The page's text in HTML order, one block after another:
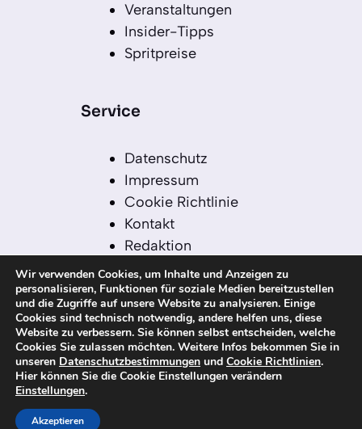
Veranstaltungen
Insider-Tipps
Spritpreise
Service
Datenschutz
Impressum
Cookie Richtlinie
Kontakt
Redaktion
Redaktionelle Leitlinien
Sitemap
Einsatz von KI in der
Redaktion
© 2026 kanaren-nachrichten.com – Alle
Rechte vorbehalten
Wir verwenden Cookies, um Inhalte und Anzeigen zu
personalisieren, Funktionen für soziale Medien bereitzustellen
und die Zugriffe auf unsere Website zu analysieren. Einige
Cookies sind technisch notwendig, andere helfen uns, diese
Website zu verbessern. Sie können selbst entscheiden, welche
Cookies Sie zulassen möchten. Weitere Infos bekommen Sie in
unseren Datenschutzbestimmungen und Cookie Richtlinien.
Hier können Sie die Cookie Einstellungen verändern
Einstellungen.
Akzeptieren